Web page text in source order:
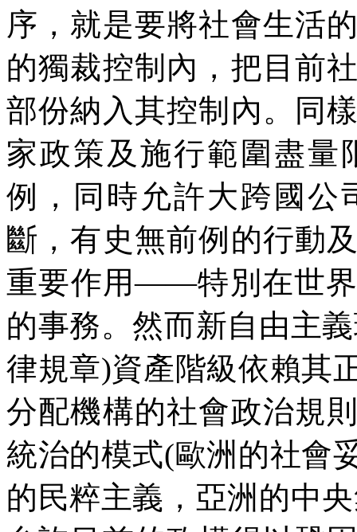
序，就是要將社會生活
的獨裁控制內，把目前
部份納入其控制內。同
家政策及施行範圍盡量
例，同時允許大跨國公
斷，有史無前例的行動
重要作用——特別在世
的事務。然而新自由主
律規章)資產階級依賴其
分配機構的社會政治規
統治的模式(歐洲的社會
的民粹主義，亞洲的中